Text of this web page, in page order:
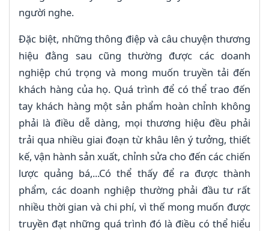
người nghe.
Đặc biệt, những thông điệp và câu chuyện thương
hiệu đằng sau cũng thường được các doanh
nghiệp chú trọng và mong muốn truyền tải đến
khách hàng của họ. Quá trình để có thể trao đến
tay khách hàng một sản phẩm hoàn chỉnh không
phải là điều dễ dàng, mọi thương hiệu đều phải
trải qua nhiều giai đoạn từ khâu lên ý tưởng, thiết
kế, vận hành sản xuất, chỉnh sửa cho đến các chiến
lược quảng bá,...Có thể thấy để ra được thành
phẩm, các doanh nghiệp thường phải đầu tư rất
nhiều thời gian và chi phí, vì thế mong muốn được
truyền đạt những quá trình đó là điều có thể hiểu